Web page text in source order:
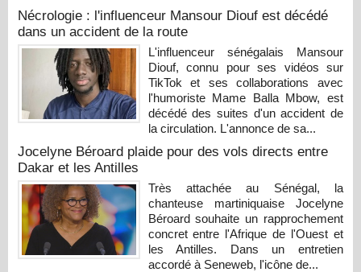
Nécrologie : l'influenceur Mansour Diouf est décédé
dans un accident de la route
L'influenceur sénégalais Mansour
Diouf, connu pour ses vidéos sur
TikTok et ses collaborations avec
l'humoriste Mame Balla Mbow, est
décédé des suites d'un accident de
la circulation. L'annonce de sa...
Jocelyne Béroard plaide pour des vols directs entre
Dakar et les Antilles
Très attachée au Sénégal, la
chanteuse martiniquaise Jocelyne
Béroard souhaite un rapprochement
concret entre l'Afrique de l'Ouest et
les Antilles. Dans un entretien
accordé à Seneweb, l'icône de...